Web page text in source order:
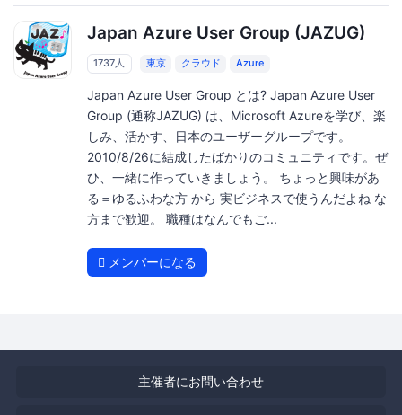
Japan Azure User Group (JAZUG)
1737人 東京 クラウド Azure
Japan Azure User Group とは? Japan Azure User
Group (通称JAZUG) は、Microsoft Azureを学び、楽
しみ、活かす、日本のユーザーグループです。
2010/8/26に結成したばかりのコミュニティです。ぜ
ひ、一緒に作っていきましょう。 ちょっと興味があ
る＝ゆるふわな方 から 実ビジネスで使うんだよね な
方まで歓迎。 職種はなんでもご...
メンバーになる
主催者にお問い合わせ